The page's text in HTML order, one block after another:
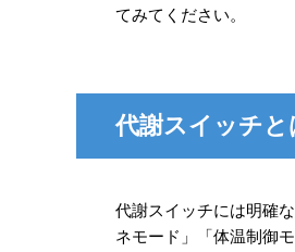
てみてください。
代謝スイッチと
代謝スイッチには明確
ネモード」「体温制御